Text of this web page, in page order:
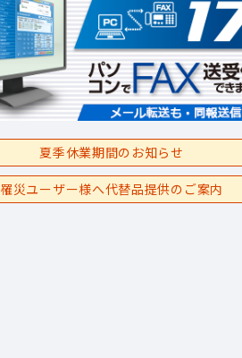
夏季休業期間のお知らせ
罹災ユーザー様へ代替品提供のご案内